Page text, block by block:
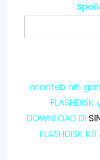
manteb nih
DOWNLOAD DI
FLASHDISK